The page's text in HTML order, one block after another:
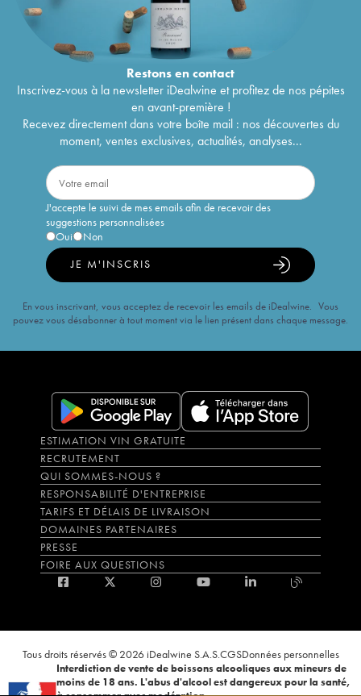
Restons encontact
Inscrivez-vous à la newsletter iDealwine et profitez de nos pépites
en avant-première !
Recevez directement dans votre boîte mail : nos découvertes du
moment, ventes exclusives, actualités, analyses...
J'accepte le suivi de mes emails afin de recevoir des
suggestions personnalisées
Oui
Non
JE M'INSCRIS
En vous inscrivant, vous acceptez de recevoir les emails de iDealwine. Vous
pouvez vous désabonner à tout moment via le lien présent dans chaque message.
ESTIMATION VIN GRATUITE
RECRUTEMENT
QUI SOMMES-NOUS ?
RESPONSABILITÉ D'ENTREPRISE
TARIFS ET DÉLAIS DE LIVRAISON
DOMAINES PARTENAIRES
PRESSE
FOIRE AUX QUESTIONS
Tous droits réservés © 2026 iDealwine S.A.S.CGSDonnées personnelles
Interdiction de vente de boissons alcooliques aux mineurs de
moins de 18 ans. L'abus d'alcool est dangereux pour la santé,